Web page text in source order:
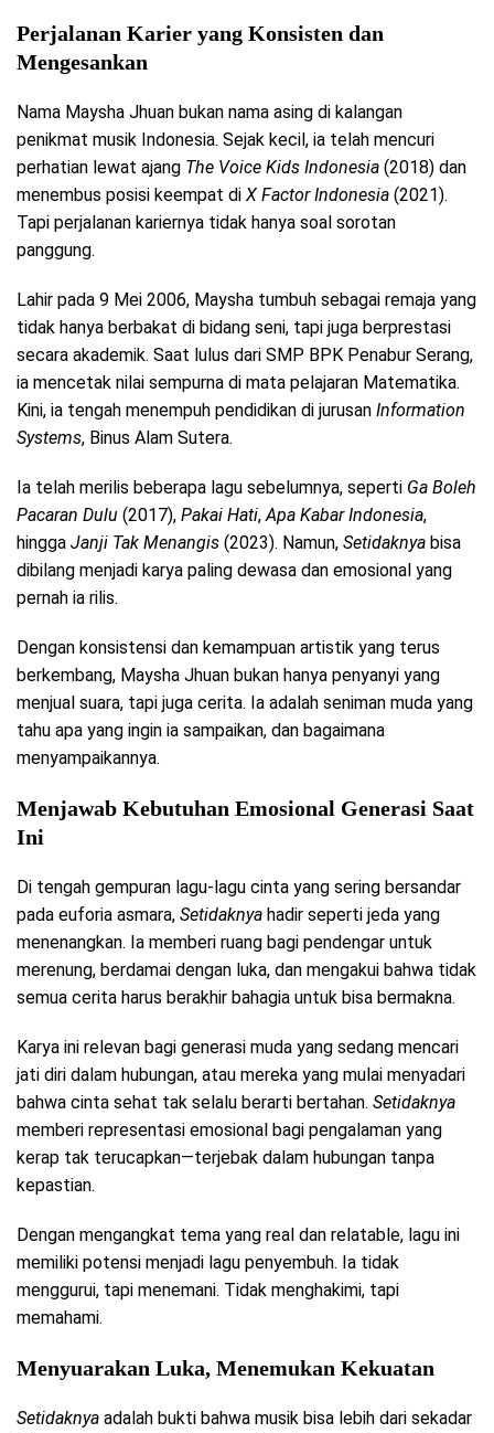
Perjalanan Karier yang Konsisten dan
Mengesankan
Nama Maysha Jhuan bukan nama asing di kalangan
penikmat musik Indonesia. Sejak kecil, ia telah mencuri
perhatian lewat ajang The Voice Kids Indonesia (2018) dan
menembus posisi keempat di X Factor Indonesia (2021).
Tapi perjalanan kariernya tidak hanya soal sorotan
panggung.
Lahir pada 9 Mei 2006, Maysha tumbuh sebagai remaja yang
tidak hanya berbakat di bidang seni, tapi juga berprestasi
secara akademik. Saat lulus dari SMP BPK Penabur Serang,
ia mencetak nilai sempurna di mata pelajaran Matematika.
Kini, ia tengah menempuh pendidikan di jurusan Information
Systems, Binus Alam Sutera.
Ia telah merilis beberapa lagu sebelumnya, seperti Ga Boleh
Pacaran Dulu (2017), Pakai Hati,Apa Kabar Indonesia,
hingga Janji Tak Menangis (2023). Namun, Setidaknya bisa
dibilang menjadi karya paling dewasa dan emosional yang
pernah ia rilis.
Dengan konsistensi dan kemampuan artistik yang terus
berkembang, Maysha Jhuan bukan hanya penyanyi yang
menjual suara, tapi juga cerita. Ia adalah seniman muda yang
tahu apa yang ingin ia sampaikan, dan bagaimana
menyampaikannya.
Menjawab Kebutuhan Emosional Generasi Saat
Ini
Di tengah gempuran lagu-lagu cinta yang sering bersandar
pada euforia asmara, Setidaknya hadir seperti jeda yang
menenangkan. Ia memberi ruang bagi pendengar untuk
merenung, berdamai dengan luka, dan mengakui bahwa tidak
semua cerita harus berakhir bahagia untuk bisa bermakna.
Karya ini relevan bagi generasi muda yang sedang mencari
jati diri dalam hubungan, atau mereka yang mulai menyadari
bahwa cinta sehat tak selalu berarti bertahan. Setidaknya
memberi representasi emosional bagi pengalaman yang
kerap tak terucapkan—terjebak dalam hubungan tanpa
kepastian.
Dengan mengangkat tema yang real dan relatable, lagu ini
memiliki potensi menjadi lagu penyembuh. Ia tidak
menggurui, tapi menemani. Tidak menghakimi, tapi
memahami.
Menyuarakan Luka, Menemukan Kekuatan
Setidaknya adalah bukti bahwa musik bisa lebih dari sekadar